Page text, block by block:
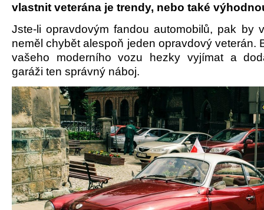
vlastnit veterána je trendy, nebo také
Jste-li opravdovým fandou automobilů, pak by
neměl chybět alespoň jeden opravdový veterán.
vašeho moderního vozu hezky vyjímat a
garáži ten správný náboj.